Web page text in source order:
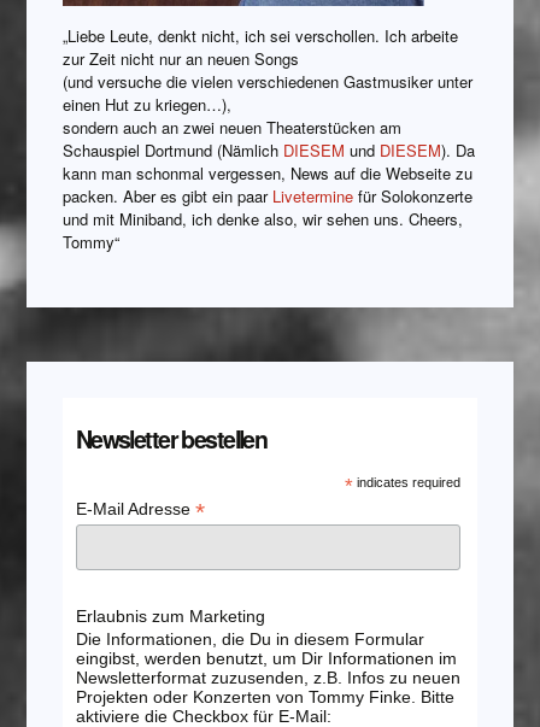
„Liebe Leute, denkt nicht, ich sei verschollen. Ich arbeite
zur Zeit nicht nur an neuen Songs
(und versuche die vielen verschiedenen Gastmusiker unter
einen Hut zu kriegen…),
sondern auch an zwei neuen Theaterstücken am
Schauspiel Dortmund (Nämlich DIESEM und DIESEM). Da
kann man schonmal vergessen, News auf die Webseite zu
packen. Aber es gibt ein paar Livetermine für Solokonzerte
und mit Miniband, ich denke also, wir sehen uns. Cheers,
Tommy“
Newsletter bestellen
* indicates required
E-Mail Adresse *
Erlaubnis zum Marketing
Die Informationen, die Du in diesem Formular
eingibst, werden benutzt, um Dir Informationen im
Newsletterformat zuzusenden, z.B. Infos zu neuen
Projekten oder Konzerten von Tommy Finke. Bitte
aktiviere die Checkbox für E-Mail: